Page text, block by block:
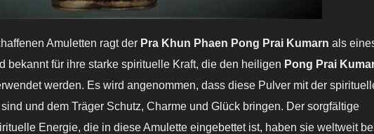
Amuletten ragt der Pra Khun Phaen Pong Prai Kumarn als
bekannt für ihre starke spirituelle Kraft, die den heiligen Pong Prai
werden. Es wird angenommen, dass diese Pulver mit der
und dem Träger Schutz, Charme und Glück bringen. Der sorgfältige
Energie, die in diese Amulette eingebettet ist, haben sie weltweit